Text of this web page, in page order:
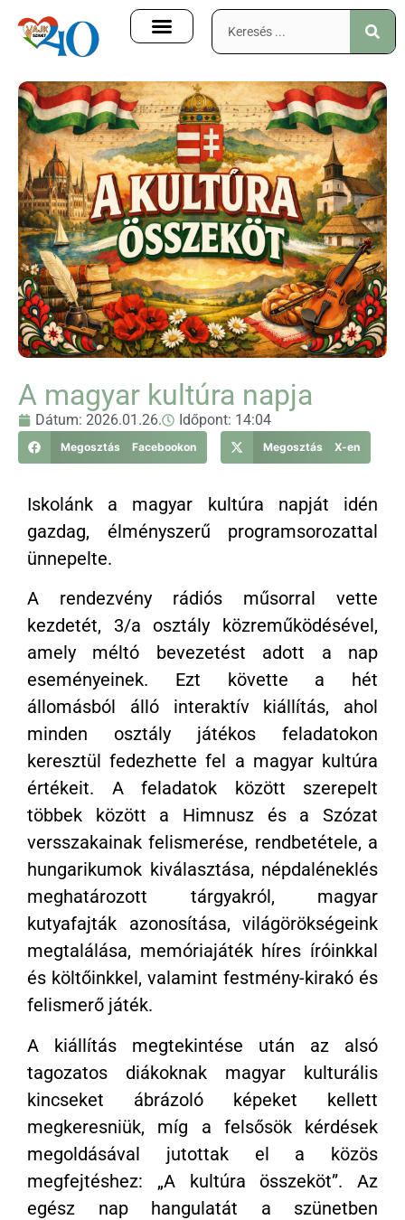
A magyar kultúra napja
Dátum: 2026.01.26. Időpont: 14:04
Megosztás Facebookon Megosztás X-en
Iskolánk a magyar kultúra napját idén
gazdag, élményszerű programsorozattal
ünnepelte.
A rendezvény rádiós műsorral vette
kezdetét, 3/a osztály közreműködésével,
amely méltó bevezetést adott a nap
eseményeinek. Ezt követte a hét
állomásból álló interaktív kiállítás, ahol
minden osztály játékos feladatokon
keresztül fedezhette fel a magyar kultúra
értékeit. A feladatok között szerepelt
többek között a Himnusz és a Szózat
versszakainak felismerése, rendbetétele, a
hungarikumok kiválasztása, népdaléneklés
meghatározott tárgyakról, magyar
kutyafajták azonosítása, világörökségeink
megtalálása, memóriajáték híres íróinkkal
és költőinkkel, valamint festmény-kirakó és
felismerő játék.
A kiállítás megtekintése után az alsó
tagozatos diákoknak magyar kulturális
kincseket ábrázoló képeket kellett
megkeresniük, míg a felsősök kérdések
megoldásával jutottak el a közös
megfejtéshez: „A kultúra összeköt”. Az
egész nap hangulatát a szünetben